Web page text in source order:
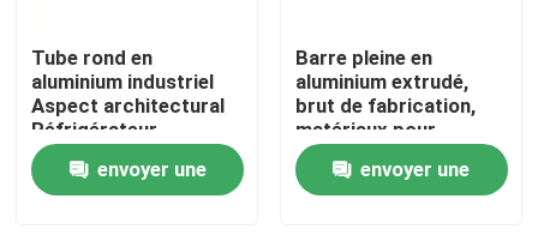
Tube rond en
aluminium industriel
Aspect architectural
Réfrigérateur
envoyer une
Barre pleine en
aluminium extrudé,
brut de fabrication,
matériaux pour
instruments
envoyer une